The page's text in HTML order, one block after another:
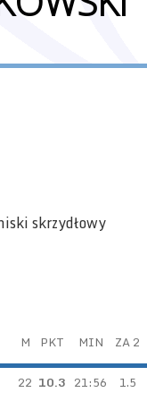
skrzydłowy
M PKT MIN ZA 2
22 10.3 21:56 1.5